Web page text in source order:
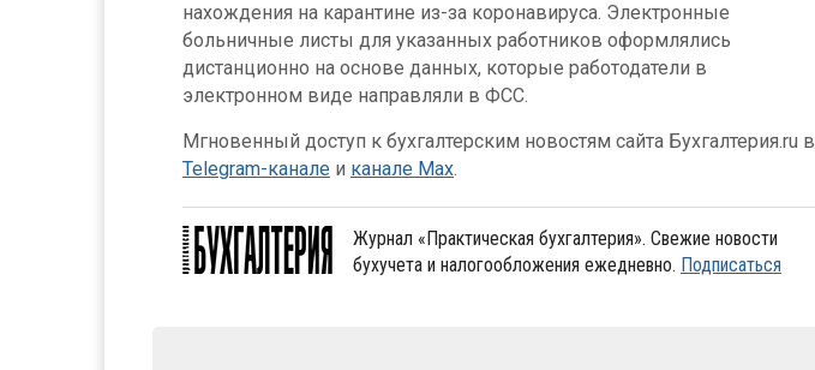
нахождения на карантине из-за коронавируса. Электронные
больничные листы для указанных работников оформлялись
дистанционно на основе данных, которые работодатели в
электронном виде направляли в ФСС.
Мгновенный доступ к бухгалтерским новостям сайта Бухгалтерия.ru в
Telegram-канале и канале Max.
Журнал «Практическая бухгалтерия». Свежие новости
бухучета и налогообложения ежедневно. Подписаться